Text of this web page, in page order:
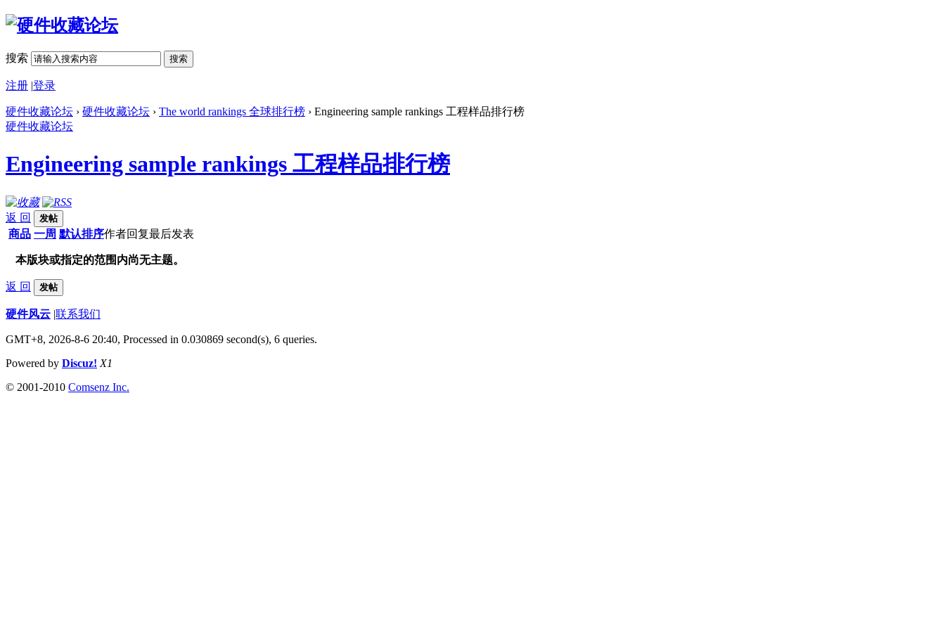
搜索 搜索
注册 |登录
硬件收藏论坛 › 硬件收藏论坛 › The world rankings 全球排行榜 › Engineering sample rankings 工程样品排行榜
硬件收藏论坛
Engineering sample rankings 工程样品排行榜
返 回 发帖
商品 一周 默认排序作者回复最后发表
本版块或指定的范围内尚无主题。
返 回 发帖
硬件风云 |联系我们
GMT+8, 2026-8-6 20:40, Processed in 0.030869 second(s), 6 queries.
Powered by Discuz! X1
© 2001-2010 Comsenz Inc.